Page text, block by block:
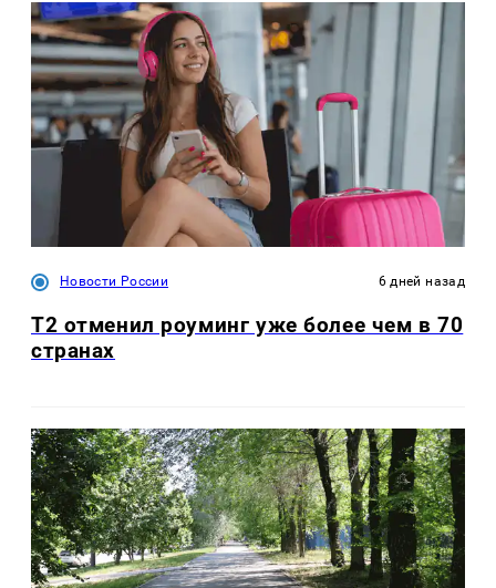
Новости России 6 дней назад
Т2 отменил роуминг уже более чем в 70
странах